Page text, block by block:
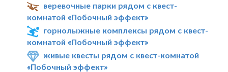
веревочные парки рядом с квест-
комнатой «Побочный эффект»
горнолыжные комплексы рядом с квест-
комнатой «Побочный эффект»
живые квесты рядом с квест-комнатой
«Побочный эффект»